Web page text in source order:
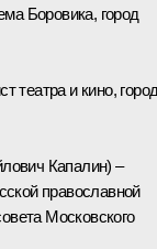
Боровика, город
и кино,
Капалин) –
православной
Московского